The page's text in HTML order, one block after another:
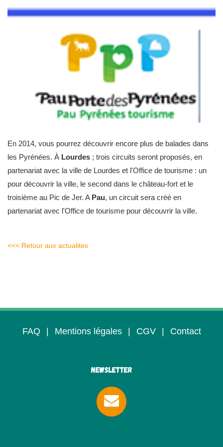
En 2014, vous pourrez découvrir encore plus de balades dans
les Pyrénées. À Lourdes ; trois circuits seront proposés, en
partenariat avec la ville de Lourdes et l'Office de tourisme : un
pour découvrir la ville, le second dans le château-fort et le
troisième au Pic de Jer. A Pau, un circuit sera créé en
partenariat avec l'Office de tourisme pour découvrir la ville.
<<< Retour aux actualites
FAQ Mentions légales CGV Contact
Newsletter